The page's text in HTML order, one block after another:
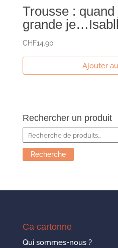
Trousse : quand
grande
CHF14.90
Ajouter
Rechercher un produit
Recherche
pour :
Recherche
Ca cartonne
Qui sommes-nous ?